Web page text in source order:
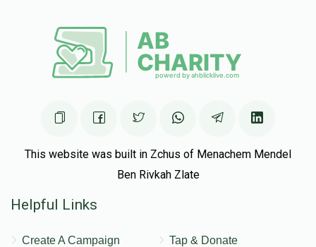
This website was built in Zchus of Menachem Mendel
Ben Rivkah Zlate
Helpful Links
Create A Campaign
Tap & Donate